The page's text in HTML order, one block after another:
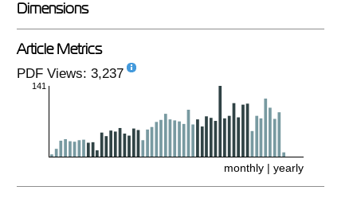
Dimensions
Article Metrics
PDF Views: 3,237
141
monthly |yearly